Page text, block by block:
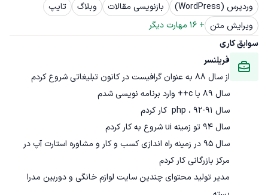
وردپرس (WordPress)
بازنویسی مقالات وبلاگ
تایپ
ویرایش متن +
16 مهارت دیگر
سوابق کاری
فریلنسر
سال 95 در زمینه راه اندازی کسب و کار و مشاوره استارت آپ در
مدیر تولید محتوای چندین سایت لوازم خانگی و دوربین مدرا